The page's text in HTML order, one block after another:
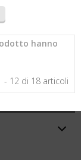
hanno
- 12 di 18 articoli